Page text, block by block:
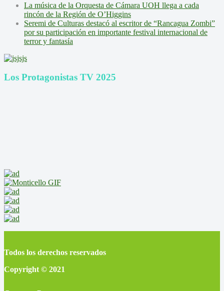
La música de la Orquesta de Cámara UOH llega a cada
rincón de la Región de O’Higgins
Seremi de Culturas destacó al escritor de “Rancagua Zombi”
por su participación en importante festival internacional de
terror y fantasía
Los Protagonistas TV 2025
Todos los derechos reservados
Copyright © 2021